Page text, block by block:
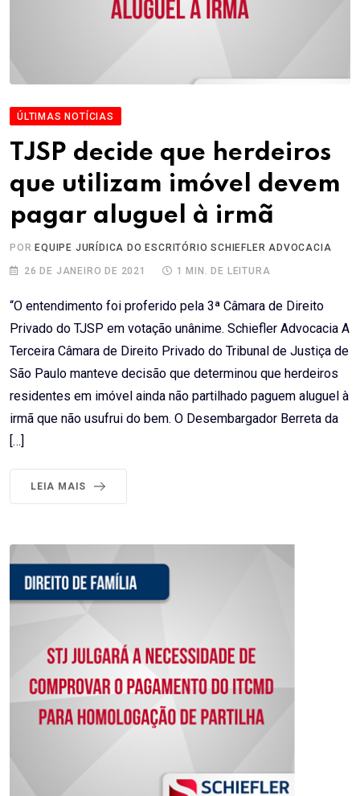
ÚLTIMAS NOTÍCIAS
TJSP decide que herdeiros
que utilizam imóvel devem
pagar aluguel à irmã
POR EQUIPE JURÍDICA DO ESCRITÓRIO SCHIEFLER ADVOCACIA
26 DE JANEIRO DE 2021 1 MIN. DE LEITURA
“O entendimento foi proferido pela 3ª Câmara de Direito
Privado do TJSP em votação unânime. Schiefler Advocacia A
Terceira Câmara de Direito Privado do Tribunal de Justiça de
São Paulo manteve decisão que determinou que herdeiros
residentes em imóvel ainda não partilhado paguem aluguel à
irmã que não usufrui do bem. O Desembargador Berreta da
[…]
LEIA MAIS